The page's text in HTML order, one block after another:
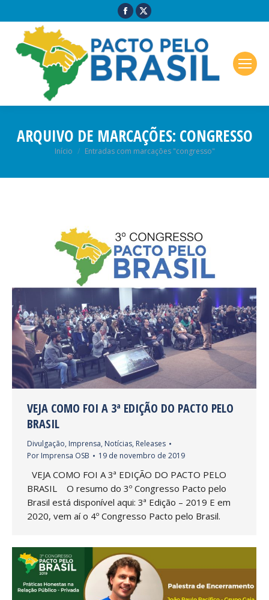
ARQUIVO DE MARCAÇÕES: CONGRESSO
Você está aqui:
Início Entradas com marcações "congresso"
VEJA COMO FOI A 3ª EDIÇÃO DO PACTO PELO
BRASIL
Divulgação, Imprensa, Notícias, Releases
Por Imprensa OSB 19 de novembro de 2019
VEJA COMO FOI A 3ª EDIÇÃO DO PACTO PELO
BRASIL O resumo do 3º Congresso Pacto pelo
Brasil está disponível aqui: 3ª Edição – 2019 E em
2020, vem aí o 4º Congresso Pacto pelo Brasil.